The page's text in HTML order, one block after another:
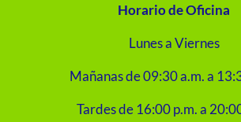
Horario de Oficina
Lunes a Viernes
Mañanas de 09:30 a.m. a
Tardes de 16:00 p.m. a